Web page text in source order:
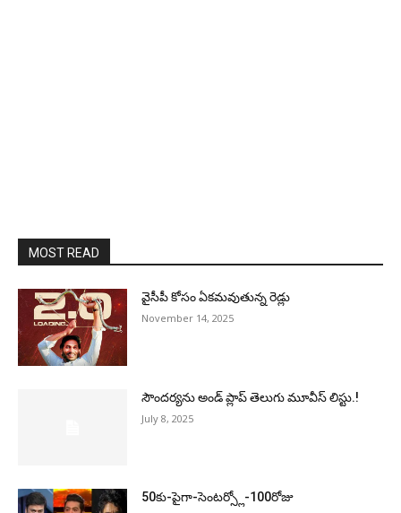
MOST READ
వైసీపీ కోసం ఏక‌మ‌వుతున్న రెడ్లు
November 14, 2025
సౌందర్యను అండ్‌ ప్లాప్‌ తెలుగు మూవీస్‌ లిస్టు.!
July 8, 2025
50కు-పైగా-సెంటర్స్లో-100రోజు